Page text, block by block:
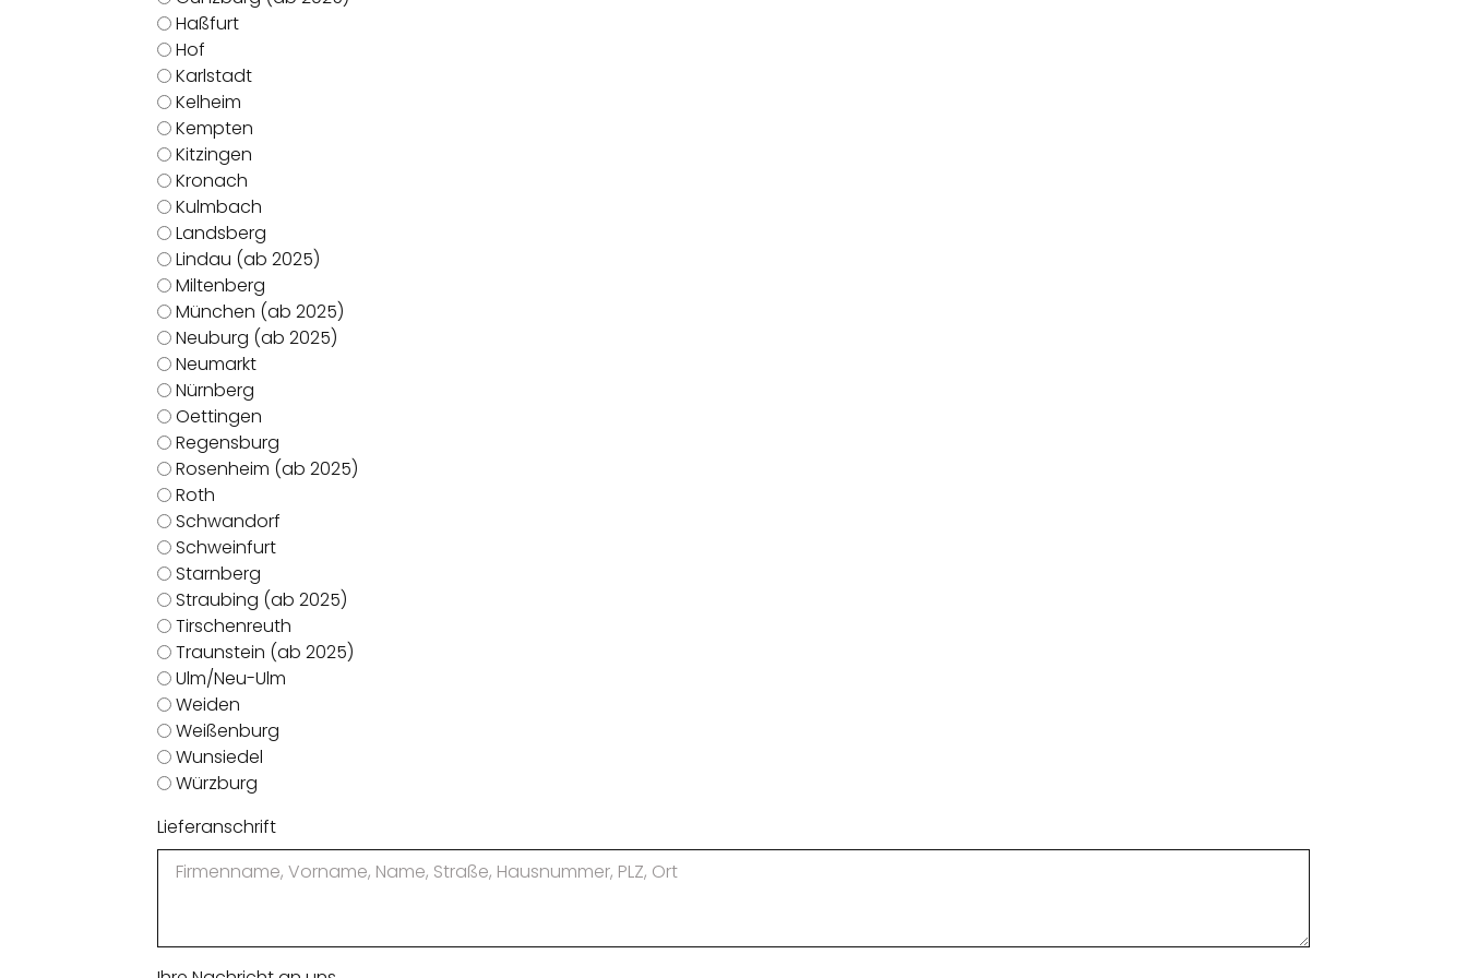
Haßfurt
Hof
Karlstadt
Kelheim
Kempten
Kitzingen
Kronach
Kulmbach
Landsberg
Lindau (ab 2025)
Miltenberg
München (ab 2025)
Neuburg (ab 2025)
Neumarkt
Nürnberg
Oettingen
Regensburg
Rosenheim (ab 2025)
Roth
Schwandorf
Schweinfurt
Starnberg
Straubing (ab 2025)
Tirschenreuth
Traunstein (ab 2025)
Ulm/Neu-Ulm
Weiden
Weißenburg
Wunsiedel
Würzburg
Lieferanschrift